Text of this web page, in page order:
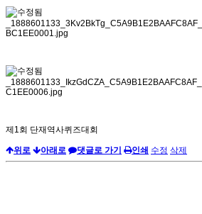
제1회 단재역사퀴즈대회
위로 아래로 댓글로 가기 인쇄 수정 삭제